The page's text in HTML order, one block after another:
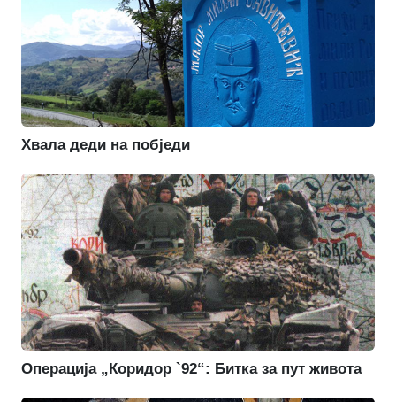
Хвала деди на побједи
Операција „Коридор `92“: Битка за пут живота